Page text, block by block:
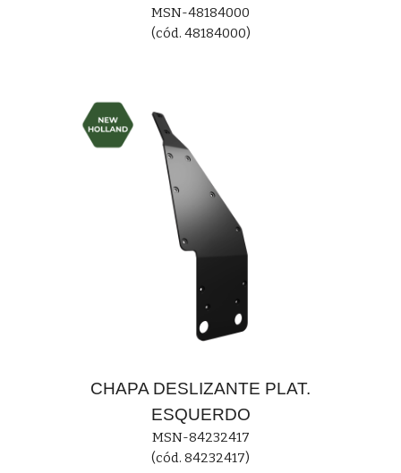
MSN-48184000
(cód. 48184000)
CHAPA DESLIZANTE PLAT.
ESQUERDO
MSN-84232417
(cód. 84232417)